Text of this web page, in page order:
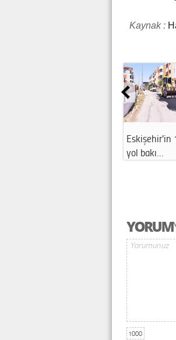
Kaynak :
Eskişehir'in
yol bakı…
1000